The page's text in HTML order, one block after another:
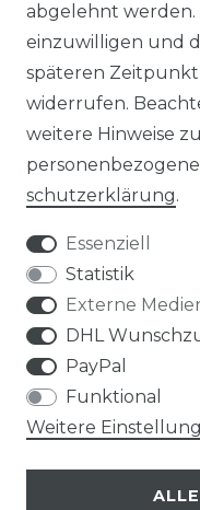
RETOURENINFO
KONTAKT
ZAHLUNGSARTEN
abgelehnt werden.
einzuwilligen und
späteren
widerrufen.
weitere Hinweise
schutz­erklärung.
Essenziell
Statistik
Externe
DHL
PayPal
Funktional
Weitere